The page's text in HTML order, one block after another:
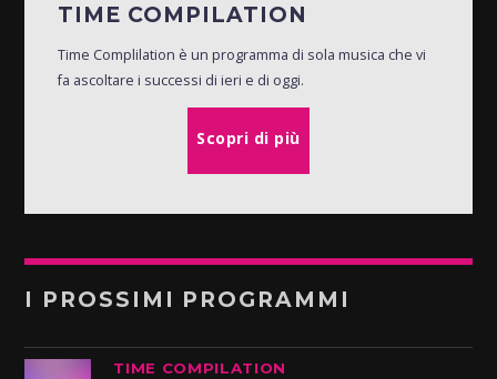
TIME COMPILATION
Time Complilation è un programma di sola musica che vi
fa ascoltare i successi di ieri e di oggi.
Scopri di più
I PROSSIMI PROGRAMMI
TIME COMPILATION